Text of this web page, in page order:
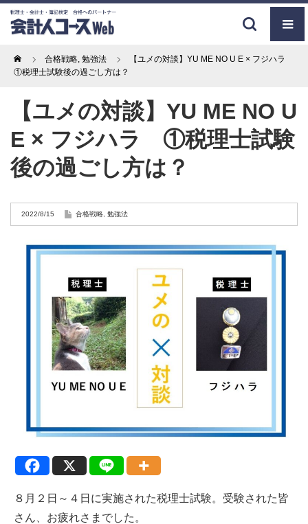
Home 合格戦略, 勉強法
【ユメの対談】YU ME NO U E × フジハラ
①税理士試験後の過ごし方は？
【ユメの対談】YU ME NO U
E × フジハラ ①税理士試験
後の過ごし方は？
2022/8/15 合格戦略 勉強法
８月２日～４日に実施された税理士試験。受験された皆
さん、お疲れさまでした。